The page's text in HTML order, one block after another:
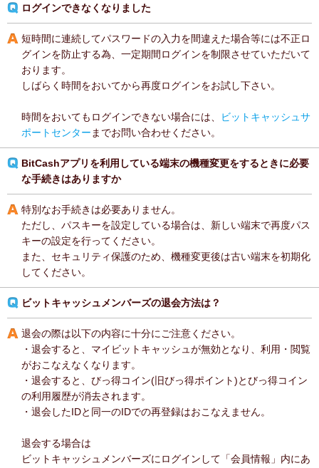
ログインできなくなりました
短時間に連続してパスワードの入力を間違えた場合等には不正ロ
グインを防止する為、一定期間ログインを制限させていただいて
おります。
しばらく時間をおいてから再度ログインをお試し下さい。
時間をおいてもログインできない場合には、
ビットキャッシュサ
ポートセンター までお問い合わせください。
BitCashアプリを利用している端末の機種変更をするときに必要
な手続きはありますか
特別なお手続きは必要ありません。
ただし、パスキーを設定している場合は、新しい端末で再度パス
キーの設定を行ってください。
また、セキュリティ保護のため、機種変更後は古い端末を初期化
してください。
ビットキャッシュメンバーズの退会方法は？
退会の際は以下の内容に十分にご注意ください。
・退会すると、マイビットキャッシュが無効となり、利用・閲覧
がおこなえなくなります。
・退会すると、びっ得コイン(旧びっ得ポイント)とびっ得コイン
の利用履歴が消去されます。
・退会したIDと同一のIDでの再登録はおこなえません。
退会する場合は
ビットキャッシュメンバーズにログインして「会員情報」内にあ